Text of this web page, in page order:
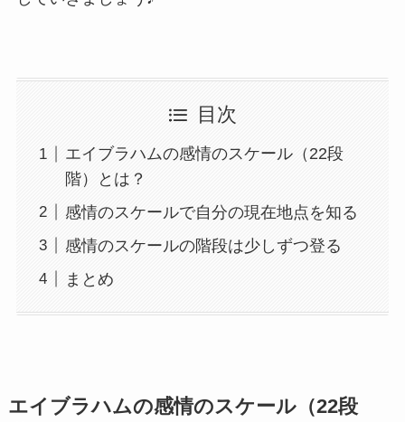
目次
エイブラハムの感情のスケール（22段
階）とは？
感情のスケールで自分の現在地点を知る
感情のスケールの階段は少しずつ登る
まとめ
エイブラハムの感情のスケール（22段